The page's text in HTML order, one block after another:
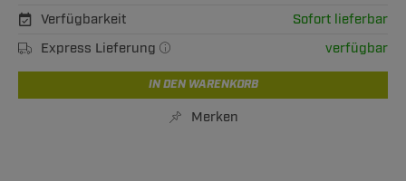
Verfügbarkeit
Sofort lieferbar
Express Lieferung
verfügbar
IN DEN WARENKORB
Merken